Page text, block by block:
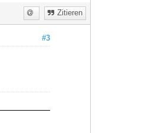
Zitieren
#3